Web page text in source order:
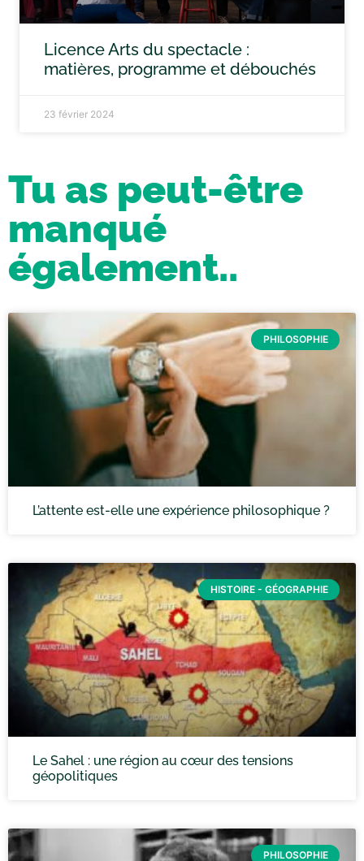
Licence Arts du spectacle :
matières, programme et débouchés
23 février 2024
Tu as peut-être
manqué
également..
PHILOSOPHIE
L’attente est-elle une expérience philosophique ?
HISTOIRE - GÉOGRAPHIE
Le Sahel : une région au cœur des tensions
géopolitiques
PHILOSOPHIE